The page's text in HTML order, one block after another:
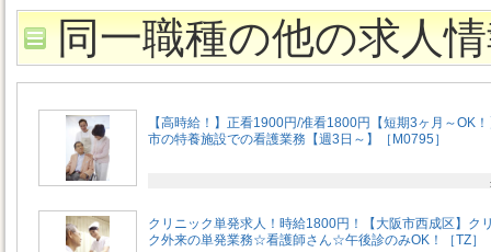
同一職種の他の求人
【高時給！】正看1900円/准看1800円【短期3ヶ月～OK
市の特養施設での看護業務【週3日～】［M0795］
クリニック単発求人！時給1800円！【大阪市西成区】ク
ク外来の単発業務☆看護師さん☆午後診のみOK！［TZ］